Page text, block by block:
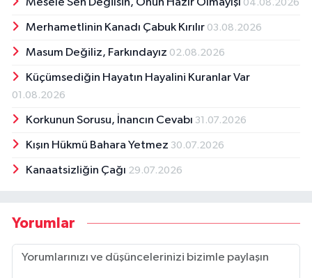
04.08.2026
Merhametlinin Kanadı Çabuk Kırılır 03.08.2026
Masum Değiliz, Farkındayız 02.08.2026
Küçümsediğin Hayatın Hayalini Kuranlar Var
01.08.2026
Korkunun Sorusu, İnancın Cevabı 31.07.2026
Kışın Hükmü Bahara Yetmez 30.07.2026
Kanaatsizliğin Çağı 29.07.2026
Yorumlar